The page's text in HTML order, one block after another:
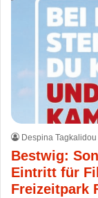
Despina Tagkalidou
Bestwig:
Eintritt für
Freizeitpark